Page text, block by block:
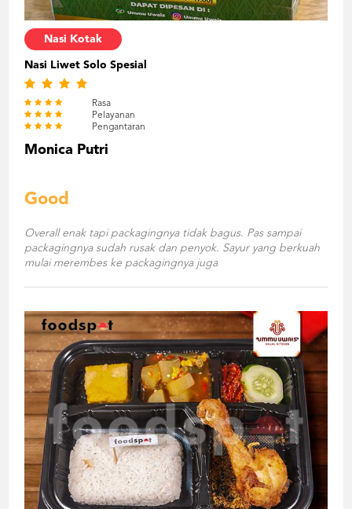
Nasi Kotak
Nasi Liwet Solo Spesial
Rasa
Pelayanan
Pengantaran
Monica Putri
Good
Overall enak tapi packagingnya tidak bagus. Pas sampai
packagingnya sudah rusak dan penyok. Sayur yang berkuah
mulai merembes ke packagingnya juga